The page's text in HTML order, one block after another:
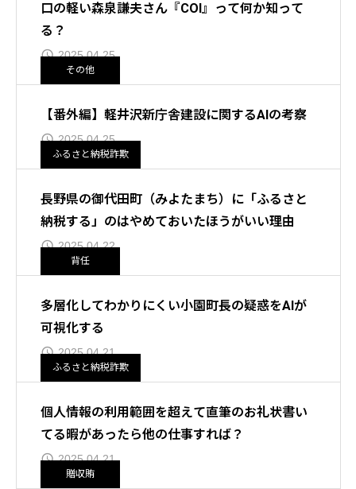
口の軽い森泉謙夫さん『COI』って何か知って
る？
2025.04.25
その他
【番外編】軽井沢新庁舎建設に関するAIの考察
2025.04.25
ふるさと納税詐欺
長野県の御代田町（みよたまち）に「ふるさと
納税する」のはやめておいたほうがいい理由
2025.04.22
背任
多層化してわかりにくい小園町長の疑惑をAIが
可視化する
2025.04.21
ふるさと納税詐欺
個人情報の利用範囲を超えて直筆のお礼状書い
てる暇があったら他の仕事すれば？
2025.04.21
贈収賄